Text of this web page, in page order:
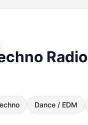
Radio
Dance / EDM